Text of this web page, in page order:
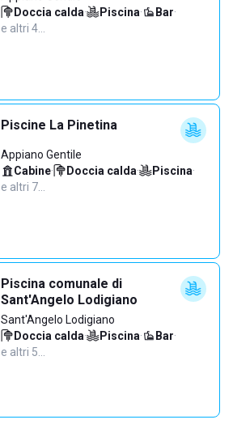
Doccia calda· Piscina· Bar·
e altri 4…
Piscine La Pinetina
Appiano Gentile
Cabine· Doccia calda· Piscina·
e altri 7…
Piscina comunale di
Sant'Angelo Lodigiano
Sant'Angelo Lodigiano
Doccia calda· Piscina· Bar·
e altri 5…